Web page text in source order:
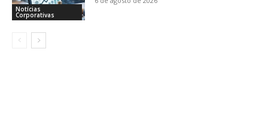
Notícias
Corporativas